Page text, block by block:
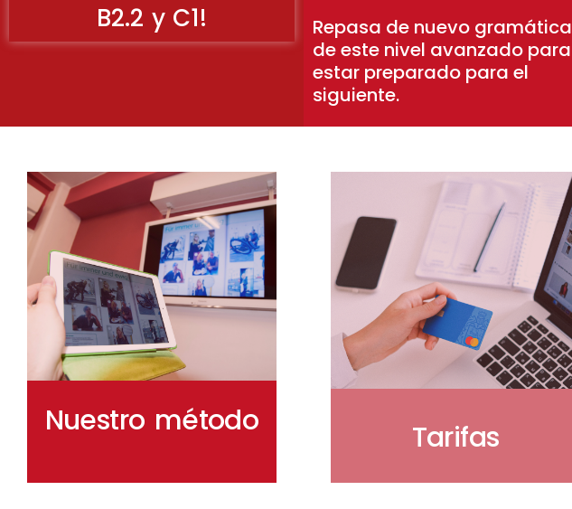
B2.2 y C1!
Repasa de nuevo gramática
de este nivel avanzado para
estar preparado para el
siguiente.
Nuestro método Tarifas